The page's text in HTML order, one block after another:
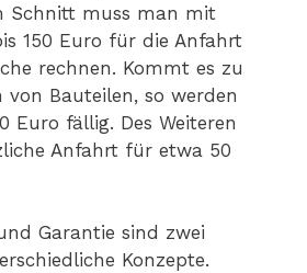
Schnitt muss man mit
150 Euro für die Anfahrt
rechnen. Kommt es zu
von Bauteilen, so werden
Euro fällig. Des Weiteren
Anfahrt für etwa 50
Garantie sind zwei
Konzepte.